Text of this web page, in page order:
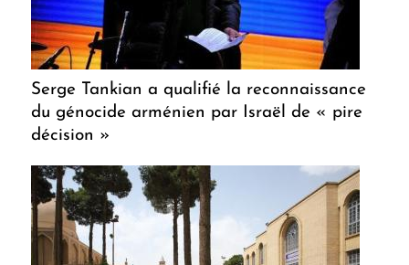
Serge Tankian a qualifié la reconnaissance
du génocide arménien par Israël de « pire
décision »